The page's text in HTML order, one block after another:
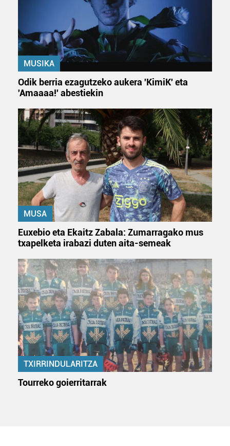
MUSIKA
Odik berria ezagutzeko aukera 'KimiK' eta
'Amaaaa!' abestiekin
MUSA
Euxebio eta Ekaitz Zabala: Zumarragako mus
txapelketa irabazi duten aita-semeak
TXIRRINDULARITZA
Tourreko goierritarrak